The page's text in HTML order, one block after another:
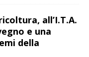
all’I.T.A.
e una
della